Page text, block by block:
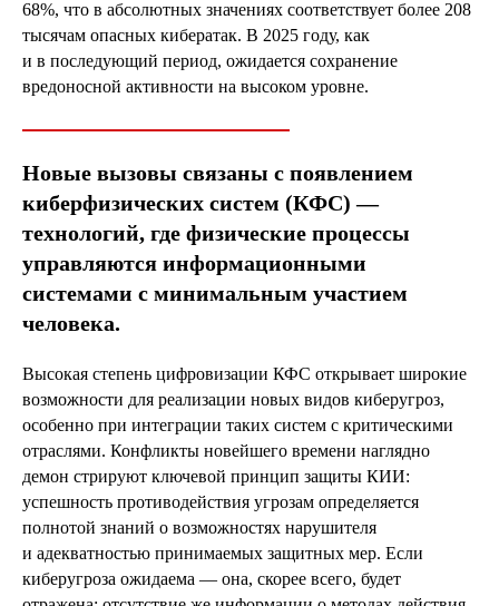
68%, что в абсолютных значениях соответствует более 208
тысячам опасных кибератак. В 2025 году, как
и в последующий период, ожидается сохранение
вредоносной активности на высоком уровне.
Новые вызовы связаны с появлением
киберфизических систем (КФС) —
технологий, где физические процессы
управляются информационными
системами с минимальным участием
человека.
Высокая степень цифровизации КФС открывает широкие
возможности для реализации новых видов киберугроз,
особенно при интеграции таких систем с критическими
отраслями. Конфликты новейшего времени наглядно
демон стрируют ключевой принцип защиты КИИ:
успешность противодействия угрозам определяется
полнотой знаний о возможностях нарушителя
и адекватностью принимаемых защитных мер. Если
киберугроза ожидаема — она, скорее всего, будет